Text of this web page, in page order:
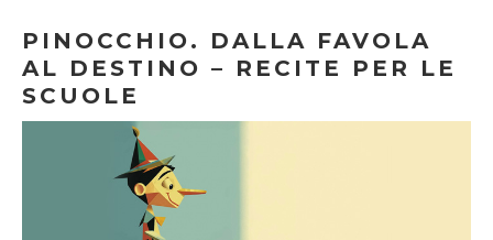
PINOCCHIO. DALLA FAVOLA
AL DESTINO – RECITE PER LE
SCUOLE